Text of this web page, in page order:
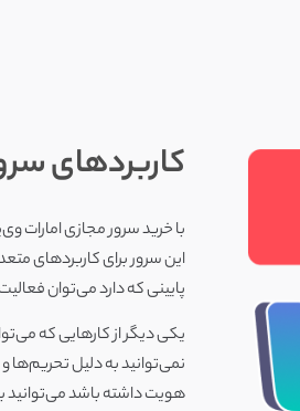
کاربردهای
این سرور برای کاربردهای
پایینی که دارد می‌توان
یکی دیگر از کارهایی که
هویت داشته باشد می‌توانید